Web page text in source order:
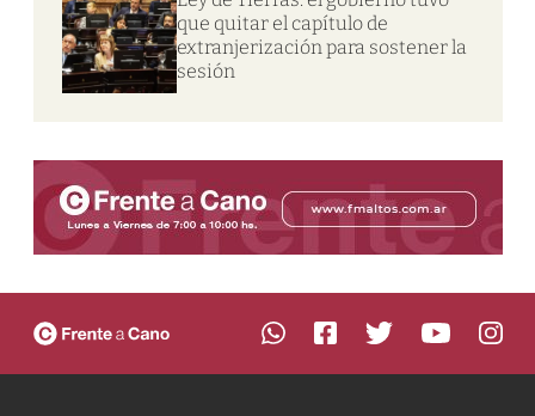
que quitar el capítulo de
extranjerización para sostener la
sesión